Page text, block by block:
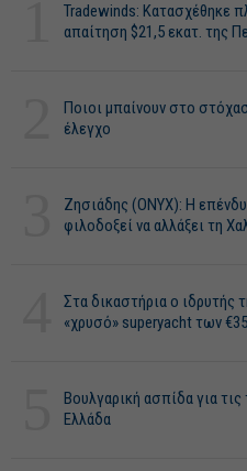
Tradewinds: Κατασχέθηκε
απαίτηση $21,5 εκατ. της
Ποιοι μπαίνουν στο
έλεγχο
Ζησιάδης (ONYX): Η
φιλοδοξεί να αλλάξει τη
Στα δικαστήρια ο ιδρυτής
«χρυσό» superyacht των
Βουλγαρική ασπίδα για
Ελλάδα